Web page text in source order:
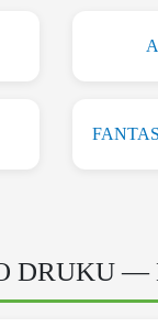
DRUKU —